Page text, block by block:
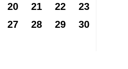
20 21 22
23
27 28 29
30